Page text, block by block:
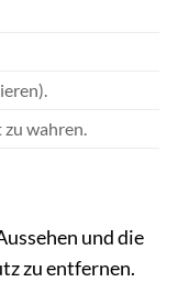
wahren.
und die
zu entfernen.